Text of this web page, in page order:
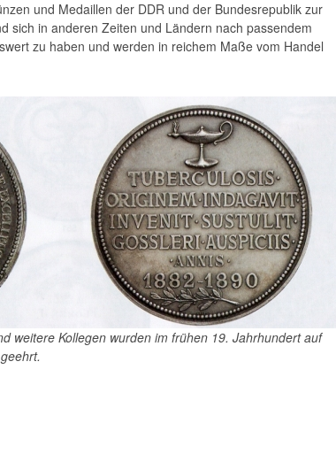
und Medaillen der DDR und der Bundesrepublik zur
sich in anderen Zeiten und Ländern nach passendem
zu haben und werden in reichem Maße vom Handel
weitere Kollegen wurden im frühen 19. Jahrhundert auf